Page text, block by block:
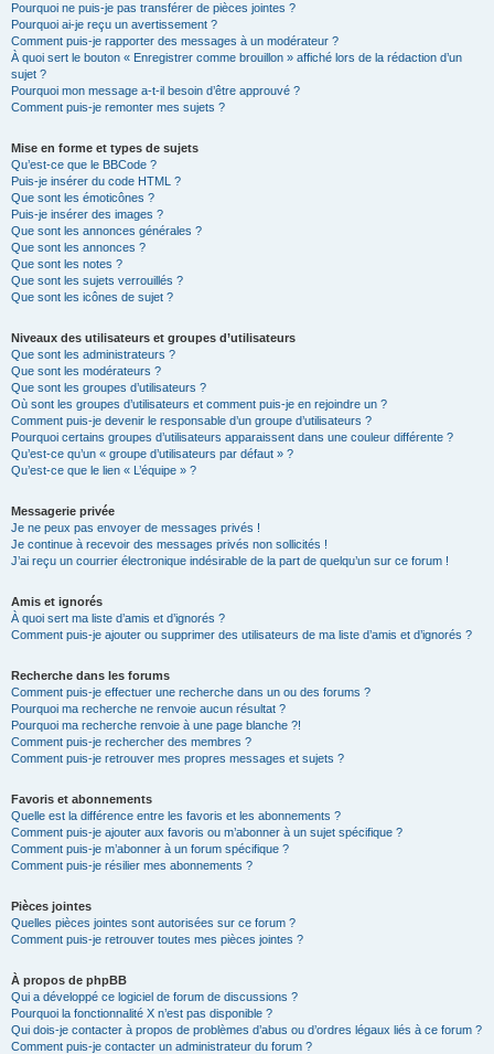
Pourquoi ne puis-je pas transférer de pièces jointes ?
Pourquoi ai-je reçu un avertissement ?
Comment puis-je rapporter des messages à un modérateur ?
À quoi sert le bouton « Enregistrer comme brouillon » affiché lors de la rédaction d’un
sujet ?
Pourquoi mon message a-t-il besoin d’être approuvé ?
Comment puis-je remonter mes sujets ?
Mise en forme et types de sujets
Qu’est-ce que le BBCode ?
Puis-je insérer du code HTML ?
Que sont les émoticônes ?
Puis-je insérer des images ?
Que sont les annonces générales ?
Que sont les annonces ?
Que sont les notes ?
Que sont les sujets verrouillés ?
Que sont les icônes de sujet ?
Niveaux des utilisateurs et groupes d’utilisateurs
Que sont les administrateurs ?
Que sont les modérateurs ?
Que sont les groupes d’utilisateurs ?
Où sont les groupes d’utilisateurs et comment puis-je en rejoindre un ?
Comment puis-je devenir le responsable d’un groupe d’utilisateurs ?
Pourquoi certains groupes d’utilisateurs apparaissent dans une couleur différente ?
Qu’est-ce qu’un « groupe d’utilisateurs par défaut » ?
Qu’est-ce que le lien « L’équipe » ?
Messagerie privée
Je ne peux pas envoyer de messages privés !
Je continue à recevoir des messages privés non sollicités !
J’ai reçu un courrier électronique indésirable de la part de quelqu’un sur ce forum !
Amis et ignorés
À quoi sert ma liste d’amis et d’ignorés ?
Comment puis-je ajouter ou supprimer des utilisateurs de ma liste d’amis et d’ignorés ?
Recherche dans les forums
Comment puis-je effectuer une recherche dans un ou des forums ?
Pourquoi ma recherche ne renvoie aucun résultat ?
Pourquoi ma recherche renvoie à une page blanche ?!
Comment puis-je rechercher des membres ?
Comment puis-je retrouver mes propres messages et sujets ?
Favoris et abonnements
Quelle est la différence entre les favoris et les abonnements ?
Comment puis-je ajouter aux favoris ou m’abonner à un sujet spécifique ?
Comment puis-je m’abonner à un forum spécifique ?
Comment puis-je résilier mes abonnements ?
Pièces jointes
Quelles pièces jointes sont autorisées sur ce forum ?
Comment puis-je retrouver toutes mes pièces jointes ?
À propos de phpBB
Qui a développé ce logiciel de forum de discussions ?
Pourquoi la fonctionnalité X n’est pas disponible ?
Qui dois-je contacter à propos de problèmes d’abus ou d’ordres légaux liés à ce forum ?
Comment puis-je contacter un administrateur du forum ?